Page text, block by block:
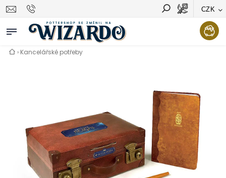
CZK
Vyhledávání Hledat
› Kancelářské potřeby